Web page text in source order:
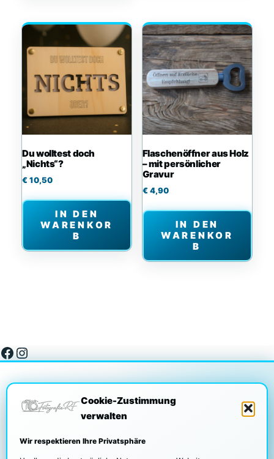
Cookie-Zustimmung
verwalten
Wir respektieren Ihre Privatsphäre
Du wolltest doch
„Nichts“?
€ 10,50
IN DEN
WARENKOR
B
Flaschenöffner aus Holz
– mit persönlicher
Gravur
€4,90
IN DEN
WARENKOR
B
Facebook
Instagram
DATENSCHUTZ